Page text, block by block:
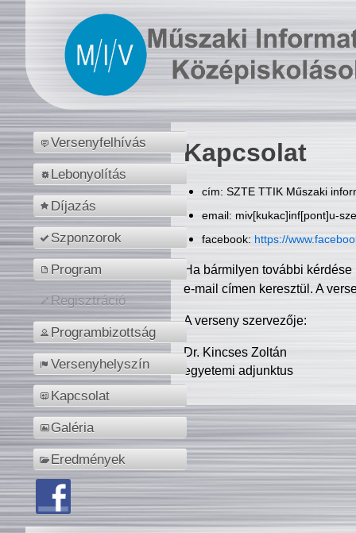
Versenyfelhívás
Lebonyolítás
Díjazás
Szponzorok
Program
Regisztráció
Programbizottság
Versenyhelyszín
Kapcsolat
Galéria
Eredmények
Kapcsolat
cím: SZTE TTIK Műszaki
email: miv[kukac]inf[pont]u-
facebook: https://
Ha bármilyen további
e-mail címen keresztül. A
A verseny szervezője:
Dr. Kincses Zoltán
egyetemi adjunktus